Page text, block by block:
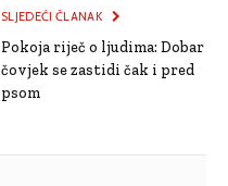
SLJEDEĆI ČLANAK
Pokoja riječ o ljudima: Dobar
čovjek se zastidi čak i pred
psom